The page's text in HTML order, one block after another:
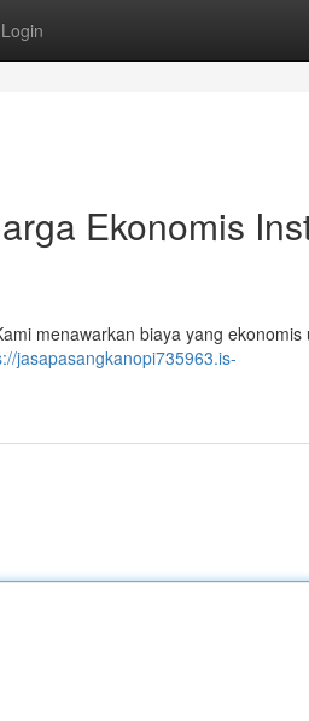
Login
Ekonomis
menawarkan biaya yang ekonomis
jasapasangkanopi735963.is-